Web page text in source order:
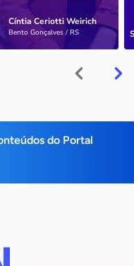
Cíntia Ceriotti Weirich
Bento Gonçalves / RS
do Portal